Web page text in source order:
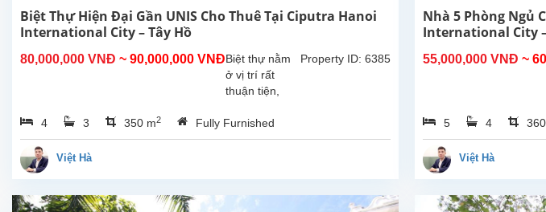
Biệt Thự Hiện Đại Gần UNIS Cho Thuê Tại Ciputra Hanoi
International City – Tây Hồ
80,000,000 VNĐ ~ 90,000,000 VNĐ Property ID: 6385
Biệt thự nằm
ở vị trí rất
thuận tiện,
Nations
International
4 3 350 m2 Fully Furnished
Việt Hà
Nhà 5 Phòng Ngủ
International City
55,000,000 VNĐ ~
5 4
Việt Hà